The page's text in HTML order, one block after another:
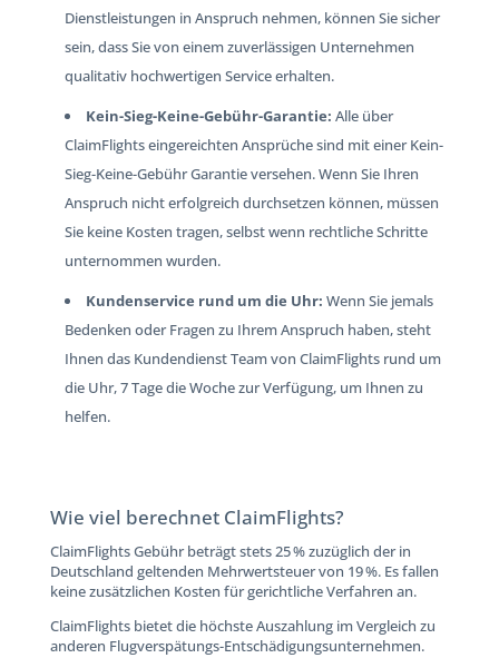
Dienstleistungen in Anspruch nehmen, können Sie sicher
sein, dass Sie von einem zuverlässigen Unternehmen
qualitativ hochwertigen Service erhalten.
Kein-Sieg-Keine-Gebühr-Garantie: Alle über
ClaimFlights eingereichten Ansprüche sind mit einer Kein-
Sieg-Keine-Gebühr Garantie versehen. Wenn Sie Ihren
Anspruch nicht erfolgreich durchsetzen können, müssen
Sie keine Kosten tragen, selbst wenn rechtliche Schritte
unternommen wurden.
Kundenservice rund um die Uhr: Wenn Sie jemals
Bedenken oder Fragen zu Ihrem Anspruch haben, steht
Ihnen das Kundendienst Team von ClaimFlights rund um
die Uhr, 7 Tage die Woche zur Verfügung, um Ihnen zu
helfen.
Wie viel berechnet ClaimFlights?
ClaimFlights Gebühr beträgt stets 25 % zuzüglich der in
Deutschland geltenden Mehrwertsteuer von 19 %. Es fallen
keine zusätzlichen Kosten für gerichtliche Verfahren an.
ClaimFlights bietet die höchste Auszahlung im Vergleich zu
anderen Flugverspätungs-Entschädigungsunternehmen.